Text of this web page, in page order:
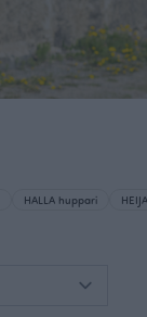
HALLA huppari